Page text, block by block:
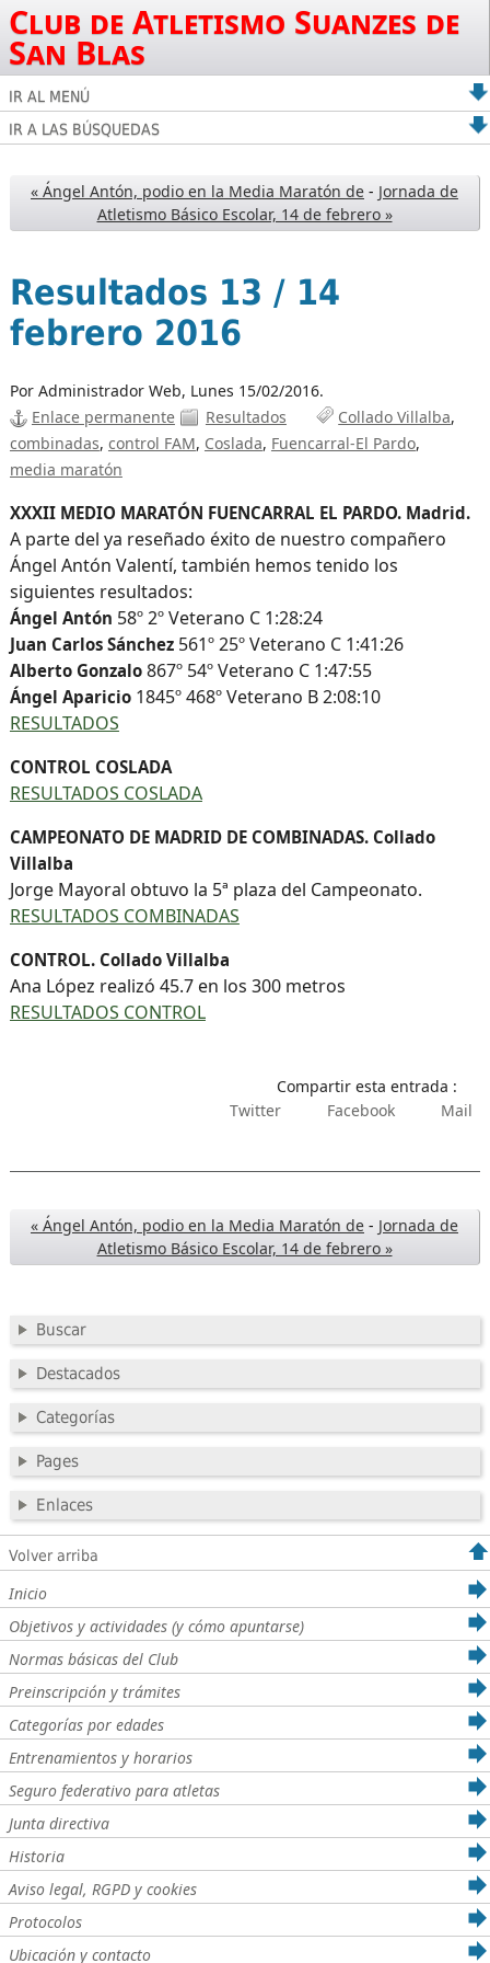
Club de Atletismo Suanzes de
San Blas
IR AL MENÚ
IR A LAS BÚSQUEDAS
« Ángel Antón, podio en la Media Maratón de - Jornada de
Atletismo Básico Escolar, 14 de febrero »
Resultados 13 / 14
febrero 2016
Por Administrador Web, Lunes 15/02/2016.
Enlace permanente
Resultados
Collado Villalba
combinadas control FAM Coslada Fuencarral-El Pardo
media maratón
XXXII MEDIO MARATÓN FUENCARRAL EL PARDO. Madrid.
A parte del ya reseñado éxito de nuestro compañero
Ángel Antón Valentí, también hemos tenido los
siguientes resultados:
Ángel Antón 58º 2º Veterano C 1:28:24
Juan Carlos Sánchez561º 25º Veterano C 1:41:26
Alberto Gonzalo867º 54º Veterano C 1:47:55
Ángel Aparicio1845º 468º Veterano B 2:08:10
RESULTADOS
CONTROL COSLADA
RESULTADOS COSLADA
CAMPEONATO DE MADRID DE COMBINADAS. Collado
Villalba
Jorge Mayoral obtuvo la 5ª plaza del Campeonato.
RESULTADOS COMBINADAS
CONTROL. Collado Villalba
Ana López realizó 45.7 en los 300 metros
RESULTADOS CONTROL
Compartir esta entrada :
Twitter
Facebook Mail
« Ángel Antón, podio en la Media Maratón de - Jornada de
Atletismo Básico Escolar, 14 de febrero »
Buscar
Destacados
Categorías
Pages
Enlaces
Volver arriba
Inicio
Objetivos y actividades (y cómo apuntarse)
Normas básicas del Club
Preinscripción y trámites
Categorías por edades
Entrenamientos y horarios
Seguro federativo para atletas
Junta directiva
Historia
Aviso legal, RGPD y cookies
Protocolos
Ubicación y contacto